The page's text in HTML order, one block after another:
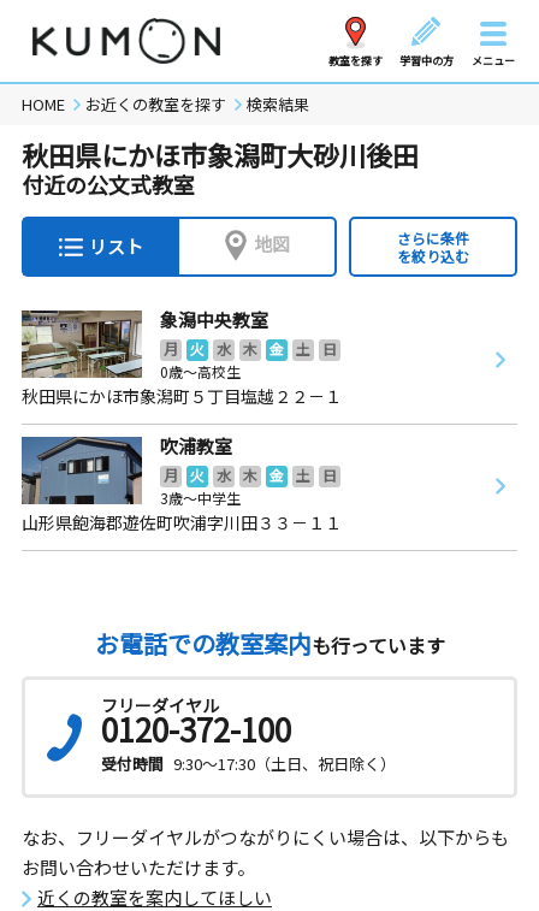
教室を探す 学習中の方 メニュー
HOME お近くの教室を探す 検索結果
秋田県にかほ市象潟町大砂川後田
付近の公文式教室
リスト 地図
さらに条件
を絞り込む
象潟中央教室
月 火 水 木 金 土
日
0歳～高校生
秋田県にかほ市象潟町５丁目塩越２２－１
吹浦教室
月 火 水 木 金 土
日
3歳～中学生
山形県飽海郡遊佐町吹浦字川田３３－１１
お電話での教室案内も行っています
フリーダイヤル
0120-372-100
受付時間 9:30～17:30（土日、祝日除く）
なお、フリーダイヤルがつながりにくい場合は、以下からも
お問い合わせいただけます。
近くの教室を案内してほしい